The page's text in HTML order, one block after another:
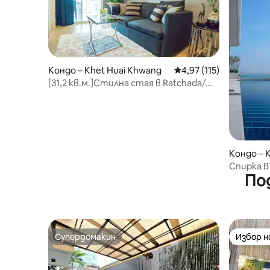
Кондо – Khet Huai Khwang Средна оценка: 4,97
4,97 (115)
[31,2 кв.м.]Стилна стая в Ratchada/
Кондо –
Спирка
Паттая
Супердомакин
Супердомакин Избор
Избор